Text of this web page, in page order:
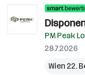
PM Peak
28.7.2026
Wien 22.